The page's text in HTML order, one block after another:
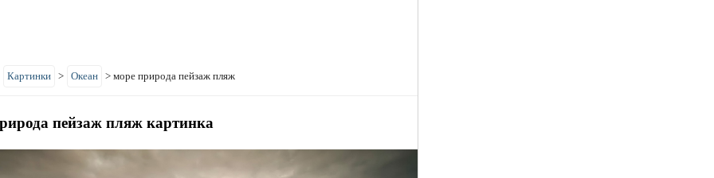
Картинки > Океан > море природа пейзаж пляж
пейзаж пляж картинка